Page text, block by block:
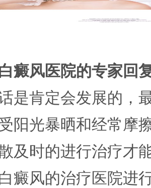
癜风医院的专家回
是肯定会发展的，
阳光暴晒和经常摩
及时的进行治疗才
癜风的治疗医院进